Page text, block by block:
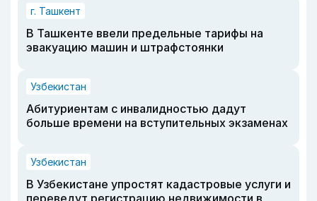
г. Ташкент
В Ташкенте ввели предельные тарифы на
эвакуацию машин и штрафстоянки
Узбекистан
Абитуриентам с инвалидностью дадут
больше времени на вступительных экзаменах
Узбекистан
В Узбекистане упростят кадастровые услуги и
переведут регистрацию недвижимости в